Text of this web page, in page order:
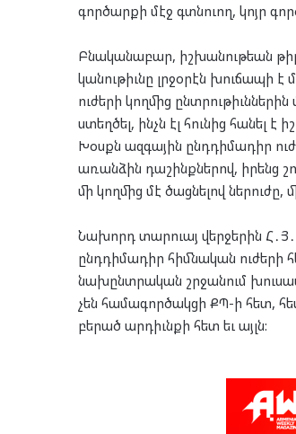
գործարքի մէջ գտնուող, կոյր
Բնականաբար, իշխանութեան
կանութիւնը լրջօրէն խուճապի
ուժերի կողմից
ստեղծել, ինչն էլ հունից հանել
Խօսքն ազգային ընդդիմադիր
առանձին դաշինքներով, իրենց
մի կողմից մէ ծացնելով ներուժը,
Նախորդ տարուայ վերջերին
ընդդիմադիր հիմնական ուժերի
նախընտրական շրջանում
չեն համագործակցի ՔՊ-ի հետ,
բերած արդիւնքի հետ եւ այլն: